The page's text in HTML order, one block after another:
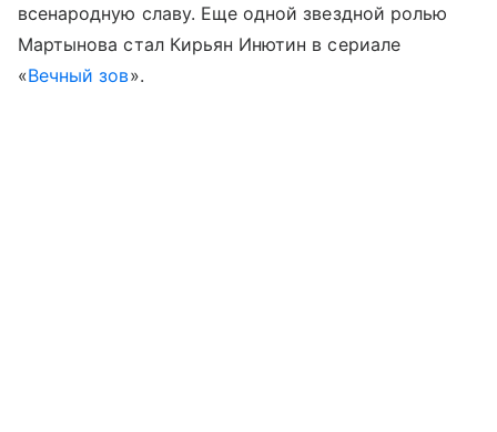
всенародную славу. Еще одной звездной ролью
Мартынова стал Кирьян Инютин в сериале
«Вечный зов».